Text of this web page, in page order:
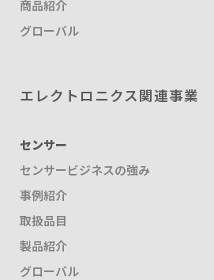
商品紹介
グローバル
エレクトロニクス関連事業
センサー
センサービジネスの強み
事例紹介
取扱品目
製品紹介
グローバル